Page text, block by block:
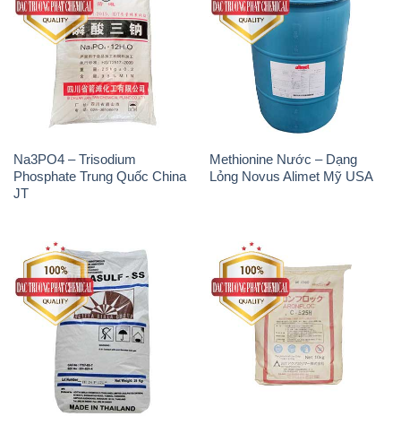
Na3PO4 – Trisodium
Phosphate Trung Quốc China
JT
Methionine Nước – Dạng
Lỏng Novus Alimet Mỹ USA